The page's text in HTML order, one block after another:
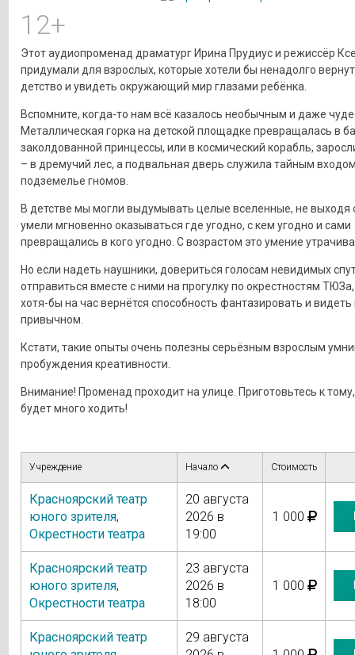
12+
Этот аудиопроменад драматург Ирина Прудиус и режиссёр
придумали для взрослых, которые хотели бы ненадолго
детство и увидеть окружающий мир глазами ребёнка.
Вспомните, когда-то нам всё казалось необычным и даже
Металлическая горка на детской площадке превращалась в
заколдованной принцессы, или в космический корабль,
– в дремучий лес, а подвальная дверь служила тайным
подземелье гномов.
В детстве мы могли выдумывать целые вселенные, не выходя
умели мгновенно оказываться где угодно, с кем угодно и сами
превращались в кого угодно. С возрастом это умение
Но если надеть наушники, довериться голосам невидимых
отправиться вместе с ними на прогулку по окрестностям
хотя-бы на час вернётся способность фантазировать и
привычном.
Кстати, такие опыты очень полезны серьёзным взрослым
пробуждения креативности.
Внимание! Променад проходит на улице. Приготовьтесь к
будет много ходить!
Учреждение Начало Стоимость
Красноярский театр
юного зрителя,
Окрестности театра
20 августа
2026 в
19:00
1 000
Красноярский театр
юного зрителя,
Окрестности театра
23 августа
2026 в
18:00
1 000
Красноярский театр
29 августа